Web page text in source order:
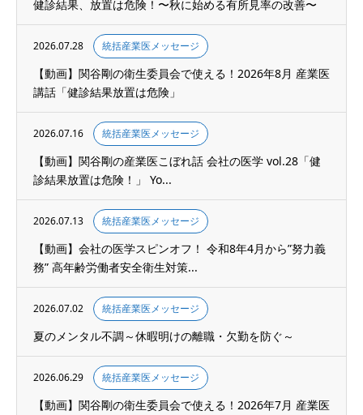
健診結果、放置は危険！〜秋に始める有所見率の改善〜
2026.07.28 統括産業医メッセージ
【動画】関谷剛の衛生委員会で使える！2026年8月 産業医
講話「健診結果放置は危険」
2026.07.16 統括産業医メッセージ
【動画】関谷剛の産業医こぼれ話 会社の医学 vol.28「健
診結果放置は危険！」 Yo...
2026.07.13 統括産業医メッセージ
【動画】会社の医学スピンオフ！ 令和8年4月から”努力義
務” 高年齢労働者安全衛生対策...
2026.07.02 統括産業医メッセージ
夏のメンタル不調～休暇明けの離職・欠勤を防ぐ～
2026.06.29 統括産業医メッセージ
【動画】関谷剛の衛生委員会で使える！2026年7月 産業医